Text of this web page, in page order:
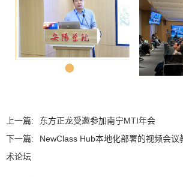
上一篇:
东方正龙受邀参加南宁MTI年会
下一篇:
NewClass Hub本地化部署的视频会议
术论坛